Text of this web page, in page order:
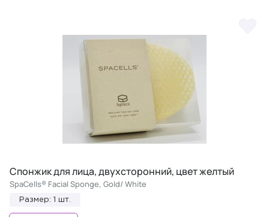
Спонжик для лица, двухсторонний, цвет желтый
SpaCells® Facial Sponge, Gold/ White
Размер: 1 шт.